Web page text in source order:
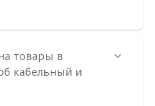
светлое дерево LHD
товары в
кабельный и